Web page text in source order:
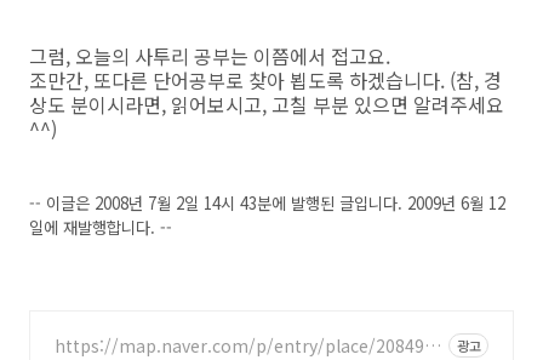
그럼, 오늘의 사투리 공부는 이쯤에서 접고요.
조만간, 또다른 단어공부로 찾아 뵙도록 하겠습니다. (참, 경
상도 분이시라면, 읽어보시고, 고칠 부분 있으면 알려주세요
^^)
-- 이글은 2008년 7월 2일 14시 43분에 발행된 글입니다. 2009년 6월 12
일에 재발행합니다. --
https://map.naver.com/p/entry/place/2084915
광고